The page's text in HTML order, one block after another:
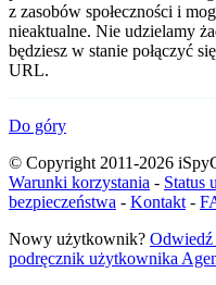
z zasobów społeczności i
nieaktualne. Nie udzielamy
będziesz w stanie połączyć
URL.
Do góry
© Copyright 2011-2026
Warunki korzystania - Status
bezpieczeństwa - Kontakt -
Nowy użytkownik? Odwiedź
podręcznik użytkownika